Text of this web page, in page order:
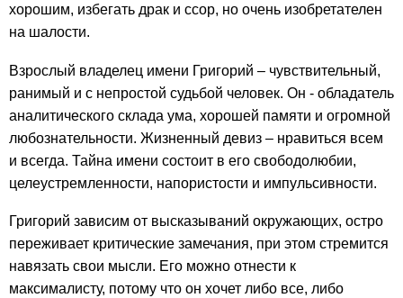
хорошим, избегать драк и ссор, но очень изобретателен
на шалости.
Взрослый владелец имени Григорий – чувствительный,
ранимый и с непростой судьбой человек. Он - обладатель
аналитического склада ума, хорошей памяти и огромной
любознательности. Жизненный девиз – нравиться всем
и всегда. Тайна имени состоит в его свободолюбии,
целеустремленности, напористости и импульсивности.
Григорий зависим от высказываний окружающих, остро
переживает критические замечания, при этом стремится
навязать свои мысли. Его можно отнести к
максималисту, потому что он хочет либо все, либо